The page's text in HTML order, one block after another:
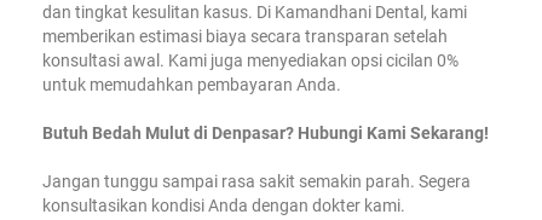
dan tingkat kesulitan kasus. Di Kamandhani Dental, kami
memberikan estimasi biaya secara transparan setelah
konsultasi awal. Kami juga menyediakan opsi cicilan 0%
untuk memudahkan pembayaran Anda.
Butuh Bedah Mulut di Denpasar? Hubungi Kami Sekarang!
Jangan tunggu sampai rasa sakit semakin parah. Segera
konsultasikan kondisi Anda dengan dokter kami.